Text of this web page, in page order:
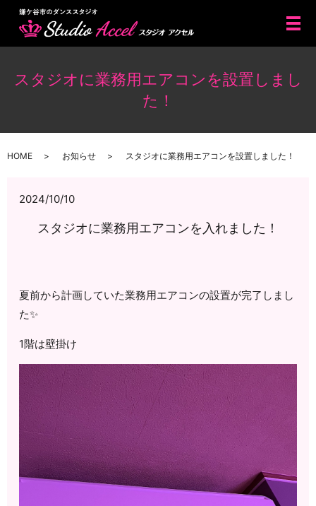
メ
スタジオに業務用エアコンを設置しまし
た！
HOME お知らせ スタジオに業務用エアコンを設置しました！
2024/10/10
スタジオに業務用エアコンを入れました！
夏前から計画していた業務用エアコンの設置が完了しまし
た✨
1階は壁掛け